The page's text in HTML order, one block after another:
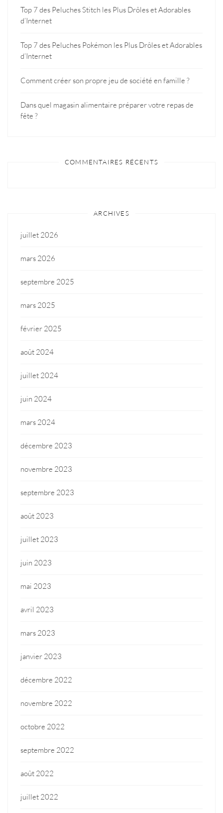
Top 7 des Peluches Stitch les Plus Drôles et Adorables
d’Internet
Top 7 des Peluches Pokémon les Plus Drôles et Adorables
d’Internet
Comment créer son propre jeu de société en famille ?
Dans quel magasin alimentaire préparer votre repas de
fête ?
COMMENTAIRES RÉCENTS
ARCHIVES
juillet 2026
mars 2026
septembre 2025
mars 2025
février 2025
août 2024
juillet 2024
juin 2024
mars 2024
décembre 2023
novembre 2023
septembre 2023
août 2023
juillet 2023
juin 2023
mai 2023
avril 2023
mars 2023
janvier 2023
décembre 2022
novembre 2022
octobre 2022
septembre 2022
août 2022
juillet 2022